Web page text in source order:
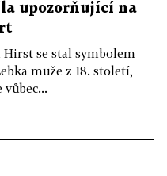
upozorňující na
se stal symbolem
muže z 18. století,
vůbec...